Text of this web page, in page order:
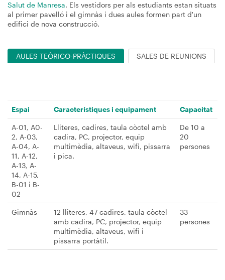
Salut de Manresa. Els vestidors per als estudiants estan situats
al primer pavelló i el gimnàs i dues aules formen part d'un
edifici de nova construcció.
AULES TEÒRICO-PRÀCTIQUES SALES DE REUNIONS
Espai Característiques i equipament Capacitat
A-01, A0-
2, A-03,
A-04, A-
11, A-12,
A-13, A-
14, A-15,
B-01 i B-
02
Lliteres, cadires, taula còctel amb
cadira, PC, projector, equip
multimèdia, altaveus, wifi, pissarra
i pica.
De 10 a
20
persones
Gimnàs
12 lliteres, 47 cadires, taula còctel
amb cadira, PC, projector, equip
multimèdia, altaveus, wifi i
pissarra portàtil.
33
persones